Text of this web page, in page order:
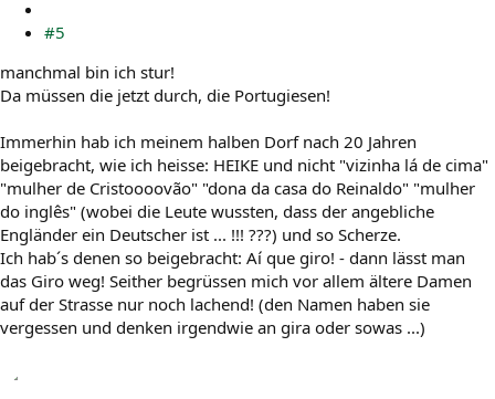
#5
manchmal bin ich stur!
Da müssen die jetzt durch, die Portugiesen!
Immerhin hab ich meinem halben Dorf nach 20 Jahren
beigebracht, wie ich heisse: HEIKE und nicht "vizinha lá de cima"
"mulher de Cristoooovão" "dona da casa do Reinaldo" "mulher
do inglês" (wobei die Leute wussten, dass der angebliche
Engländer ein Deutscher ist ... !!! ???) und so Scherze.
Ich hab´s denen so beigebracht: Aí que giro! - dann lässt man
das Giro weg! Seither begrüssen mich vor allem ältere Damen
auf der Strasse nur noch lachend! (den Namen haben sie
vergessen und denken irgendwie an gira oder sowas ...)